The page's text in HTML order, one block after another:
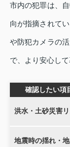
市内の犯罪は、
向が指摘されて
や防犯カメラの
で、より安心し
確認したい項
洪水・土砂災害
地震時の揺れ・